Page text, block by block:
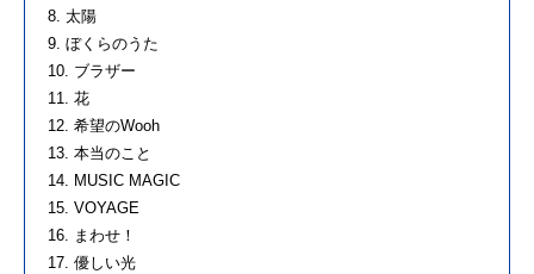
8. 太陽
9. ぼくらのうた
10. ブラザー
11. 花
12. 希望のWooh
13. 本当のこと
14. MUSIC MAGIC
15. VOYAGE
16. まわせ！
17. 優しい光